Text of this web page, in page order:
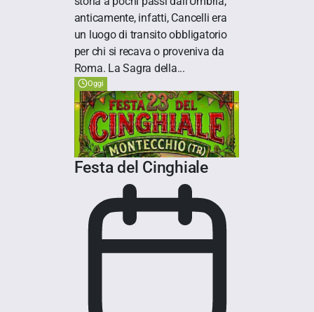
anticamente, infatti, Cancelli era
un luogo di transito obbligatorio
per chi si recava o proveniva da
Roma. La Sagra della...
Oggi
Festa del Cinghiale